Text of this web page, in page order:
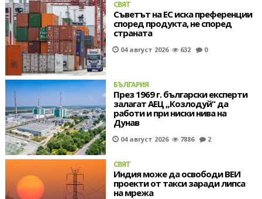
СВЯТ
Съветът на ЕС иска преференции
според продукта, не според
страната
04 август 2026 632 0
БЪЛГАРИЯ
През 1969 г. български експерти
залагат АЕЦ „Козлодуй“ да
работи и при ниски нива на
Дунав
04 август 2026 7886 2
СВЯТ
Индия може да освободи ВЕИ
проекти от такси заради липса
на мрежа